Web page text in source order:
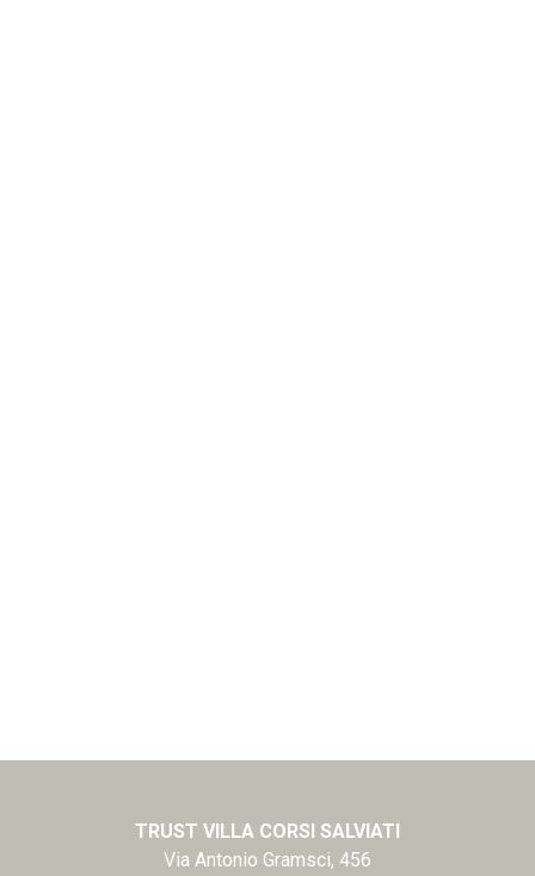
TRUST VILLA CORSI SALVIATI
Via Antonio Gramsci, 456